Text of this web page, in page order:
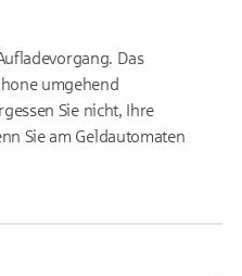
Das
umgehend
Sie nicht, Ihre
Sie am Geldautomaten